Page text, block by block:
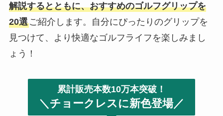
解説するとともに、おすすめのゴルフグリップを
20選ご紹介します。自分にぴったりのグリップを
見つけて、より快適なゴルフライフを楽しみまし
ょう！
累計販売本数10万本突破！
＼チョークレスに新色登場／